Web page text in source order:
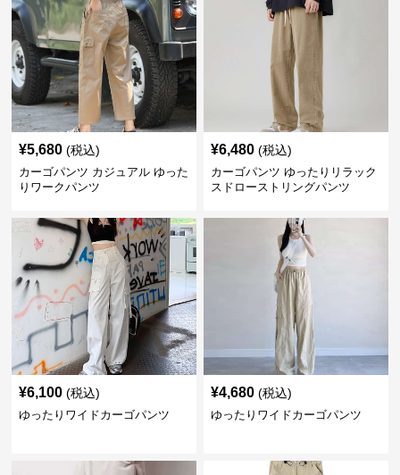
¥5,680 (税込)
カーゴパンツ カジュアル ゆった
りワークパンツ
¥6,480 (税込)
カーゴパンツ ゆったりリラック
スドローストリングパンツ
¥6,100 (税込)
ゆったりワイドカーゴパンツ
¥4,680 (税込)
ゆったりワイドカーゴパンツ